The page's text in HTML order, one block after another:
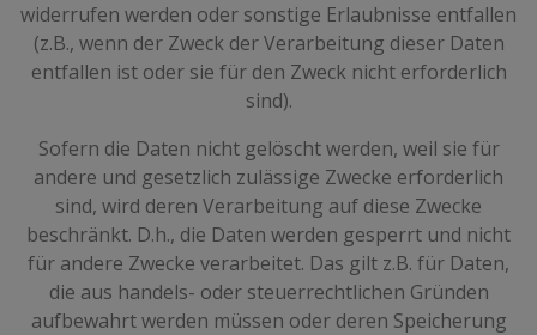
widerrufen werden oder sonstige Erlaubnisse entfallen
(z.B., wenn der Zweck der Verarbeitung dieser Daten
entfallen ist oder sie für den Zweck nicht erforderlich
sind).
Sofern die Daten nicht gelöscht werden, weil sie für
andere und gesetzlich zulässige Zwecke erforderlich
sind, wird deren Verarbeitung auf diese Zwecke
beschränkt. D.h., die Daten werden gesperrt und nicht
für andere Zwecke verarbeitet. Das gilt z.B. für Daten,
die aus handels- oder steuerrechtlichen Gründen
aufbewahrt werden müssen oder deren Speicherung